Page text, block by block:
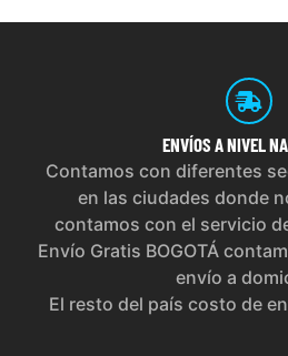
ENVÍOS A NIVEL
Contamos con diferentes
en las ciudades donde
contamos con el servicio
Envío Gratis BOGOTÁ
envío a
El resto del país costo de